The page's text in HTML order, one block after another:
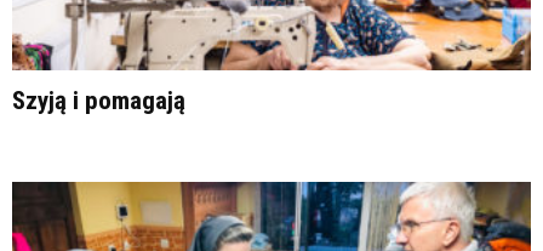
Szyją i pomagają